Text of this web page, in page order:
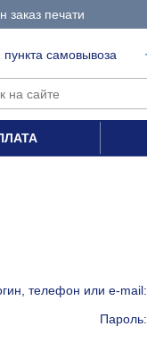
заказ печати
пункта самовывоза
телефон или e-mail:
Пароль: